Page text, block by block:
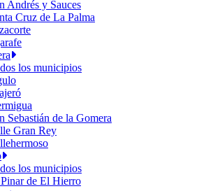
Andrés y Sauces
Cruz de La Palma
los municipios
Sebastián de la Gomera
Gran Rey
los municipios
de El Hierro